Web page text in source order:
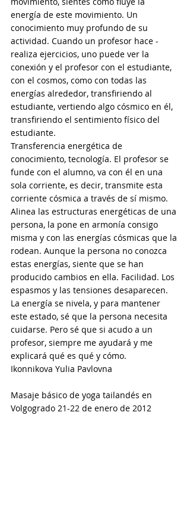
energía de este movimiento. Un
conocimiento muy profundo de su
actividad. Cuando un profesor hace -
realiza ejercicios, uno puede ver la
conexión y el profesor con el estudiante,
con el cosmos, como con todas las
energías alrededor, transfiriendo al
estudiante, vertiendo algo cósmico en él,
transfiriendo el sentimiento físico del
estudiante.
Transferencia energética de
conocimiento, tecnología. El profesor se
funde con el alumno, va con él en una
sola corriente, es decir, transmite esta
corriente cósmica a través de sí mismo.
Alinea las estructuras energéticas de una
persona, la pone en armonía consigo
misma y con las energías cósmicas que la
rodean. Aunque la persona no conozca
estas energías, siente que se han
producido cambios en ella. Facilidad. Los
espasmos y las tensiones desaparecen.
La energía se nivela, y para mantener
este estado, sé que la persona necesita
cuidarse. Pero sé que si acudo a un
profesor, siempre me ayudará y me
explicará qué es qué y cómo.
Ikonnikova Yulia Pavlovna
Masaje básico de yoga tailandés en
Volgogrado 21-22 de enero de 2012